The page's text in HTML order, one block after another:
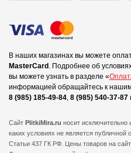
В наших магазинах вы можете
MasterCard . Подробнее об
вы можете узнать в разделе «
информацией обращайтесь к
8 (985) 185-49-84, 8 (985) 540-37-87
Сайт PlitkiMira.ru носит
каких условиях не является публичной
Статьи 437 ГК РФ. Цены товаров на